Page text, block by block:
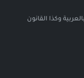
وكذا القانون